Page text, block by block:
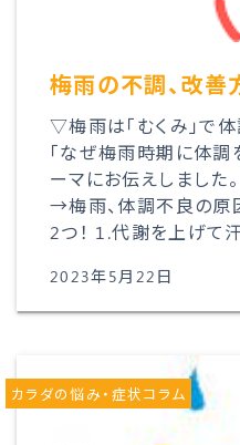
梅雨の不調、改善
▽梅雨は「むくみ」で
「なぜ梅雨時期に体調
ーマにお伝えしました
→梅雨、体調不良の原
2つ！ 1.代謝を上げ
2023年5月22日
カラダの悩み・症状コラム